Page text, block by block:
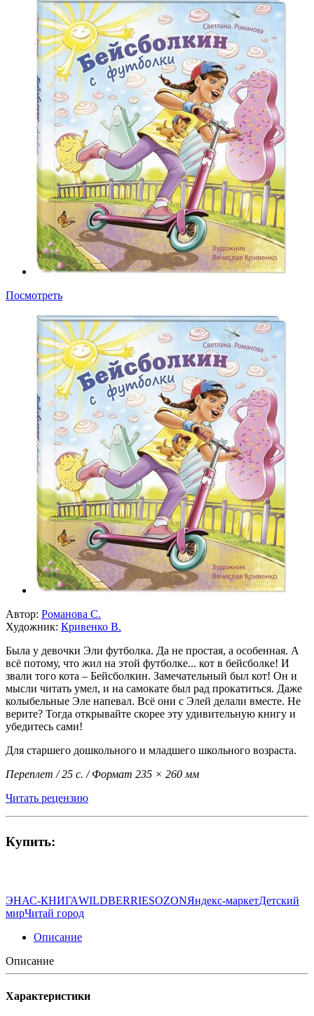
Посмотреть
Автор: Романова С.
Художник: Кривенко В.
Была у девочки Эли футболка. Да не простая, а особенная. А
всё потому, что жил на этой футболке... кот в бейсболке! И
звали того кота – Бейсболкин. Замечательный был кот! Он и
мысли читать умел, и на самокате был рад прокатиться. Даже
колыбельные Эле напевал. Всё они с Элей делали вместе. Не
верите? Тогда открывайте скорее эту удивительную книгу и
убедитесь сами!
Для старшего дошкольного и младшего школьного возраста.
Переплет / 25 с. / Формат 235 × 260 мм
Читать рецензию
Купить:
ЭНАС-КНИГАWILDBERRIESOZONЯндекс-маркетДетский
мирЧитай город
Описание
Описание
Характеристики